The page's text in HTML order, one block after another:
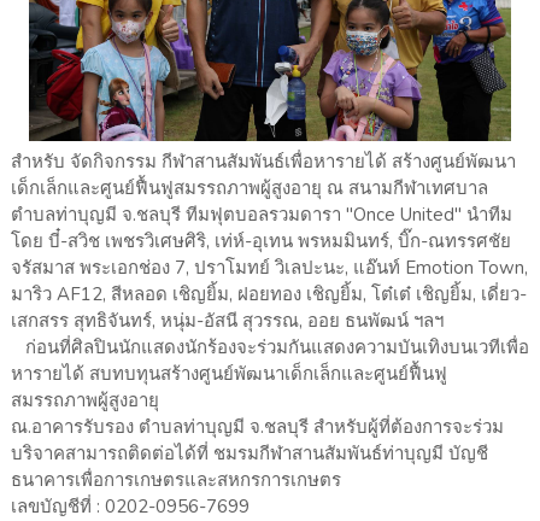
สำหรับ จัดกิจกรรม กีฬาสานสัมพันธ์เพื่อหารายได้ สร้างศูนย์พัฒนา
เด็กเล็กและศูนย์ฟื้นฟูสมรรถภาพผู้สูงอายุ ณ สนามกีฬาเทศบาล
ตำบลท่าบุญมี จ.ชลบุรี ทีมฟุตบอลรวมดารา "Once United" นำทีม
โดย บี๋-สวิช เพชรวิเศษศิริ, เท่ห์-อุเทน พรหมมินทร์, บิ๊ก-ณทรรศชัย
จรัสมาส พระเอกช่อง 7, ปราโมทย์ วิเลปะนะ, แอ๊นท์ Emotion Town,
มาริว AF12, สีหลอด เชิญยิ้ม, ฝอยทอง เชิญยิ้ม, โต๋เต๋ เชิญยิ้ม, เดี่ยว-
เสกสรร สุทธิจันทร์, หนุ่ม-อัสนี สุวรรณ, ออย ธนพัฒน์ ฯลฯ
ก่อนที่ศิลปินนักแสดงนักร้องจะร่วมกันแสดงความบันเทิงบนเวทีเพื่อ
หารายได้ สบทบทุนสร้างศูนย์พัฒนาเด็กเล็กและศูนย์ฟื้นฟู
สมรรถภาพผู้สูงอายุ
ณ.อาคารรับรอง ตำบลท่าบุญมี จ.ชลบุรี สำหรับผู้ที่ต้องการจะร่วม
บริจาคสามารถติดต่อได้ที่ ชมรมกีฬาสานสัมพันธ์ท่าบุญมี บัญชี
ธนาคารเพื่อการเกษตรและสหกรการเกษตร
เลขบัญชีที่ : 0202-0956-7699